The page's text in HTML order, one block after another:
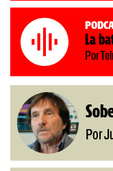
La
Por
Por